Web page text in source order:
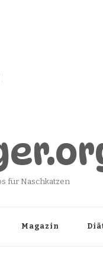
für Naschkatzen
Magazin